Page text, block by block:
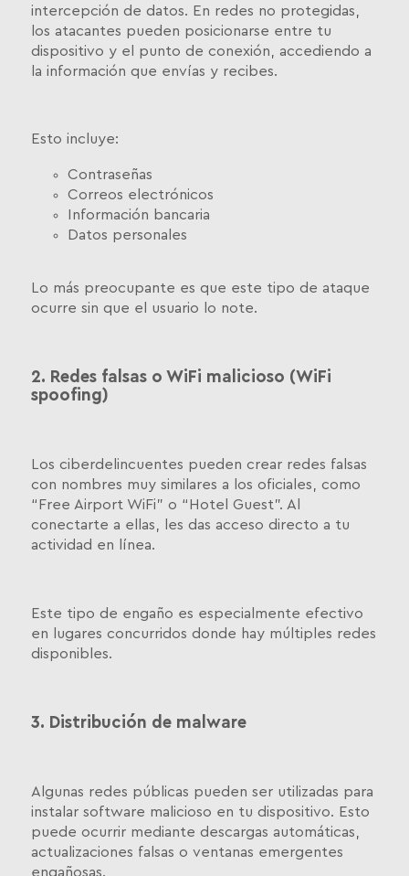
intercepción de datos. En redes no protegidas,
los atacantes pueden posicionarse entre tu
dispositivo y el punto de conexión, accediendo a
la información que envías y recibes.
Esto incluye:
Contraseñas
Correos electrónicos
Información bancaria
Datos personales
Lo más preocupante es que este tipo de ataque
ocurre sin que el usuario lo note.
2. Redes falsas o WiFi malicioso (WiFi
spoofing)
Los ciberdelincuentes pueden crear redes falsas
con nombres muy similares a los oficiales, como
“Free Airport WiFi” o “Hotel Guest”. Al
conectarte a ellas, les das acceso directo a tu
actividad en línea.
Este tipo de engaño es especialmente efectivo
en lugares concurridos donde hay múltiples redes
disponibles.
3. Distribución de malware
Algunas redes públicas pueden ser utilizadas para
instalar software malicioso en tu dispositivo. Esto
puede ocurrir mediante descargas automáticas,
actualizaciones falsas o ventanas emergentes
engañosas.